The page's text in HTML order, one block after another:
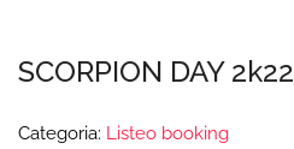
SCORPION DAY 2k22
Categoria: Listeo booking